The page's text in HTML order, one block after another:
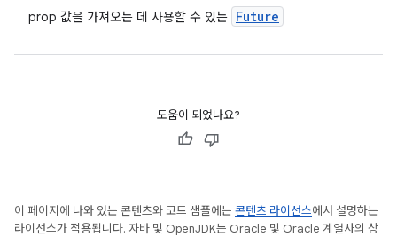
prop 값을 가져오는 데 사용할 수 있는 Future
도움이 되었나요?
이 페이지에 나와 있는 콘텐츠와 코드 샘플에는 콘텐츠 라이선스에서 설명하는
라이선스가 적용됩니다. 자바 및 OpenJDK는 Oracle 및 Oracle 계열사의 상